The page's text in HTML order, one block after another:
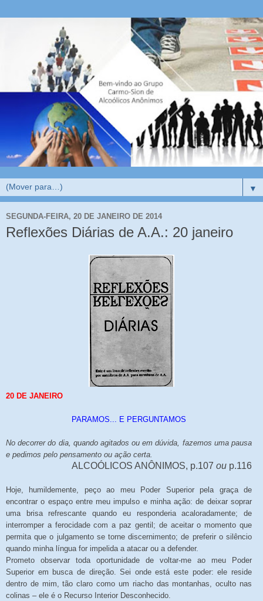
▼
SEGUNDA-FEIRA, 20 DE JANEIRO DE 2014
Reflexões Diárias de A.A.: 20 janeiro
20 DE JANEIRO
PARAMOS... E PERGUNTAMOS
No decorrer do dia, quando agitados ou em dúvida, fazemos uma pausa
e pedimos pelo pensamento ou ação certa.
ALCOÓLICOS ANÔNIMOS, p.107 ou p.116
Hoje, humildemente, peço ao meu Poder Superior pela graça de
encontrar o espaço entre meu impulso e minha ação: de deixar soprar
uma brisa refrescante quando eu responderia acaloradamente; de
interromper a ferocidade com a paz gentil; de aceitar o momento que
permita que o julgamento se torne discernimento; de preferir o silêncio
quando minha língua for impelida a atacar ou a defender.
Prometo observar toda oportunidade de voltar-me ao meu Poder
Superior em busca de direção. Sei onde está este poder: ele reside
dentro de mim, tão claro como um riacho das montanhas, oculto nas
colinas – ele é o Recurso Interior Desconhecido.